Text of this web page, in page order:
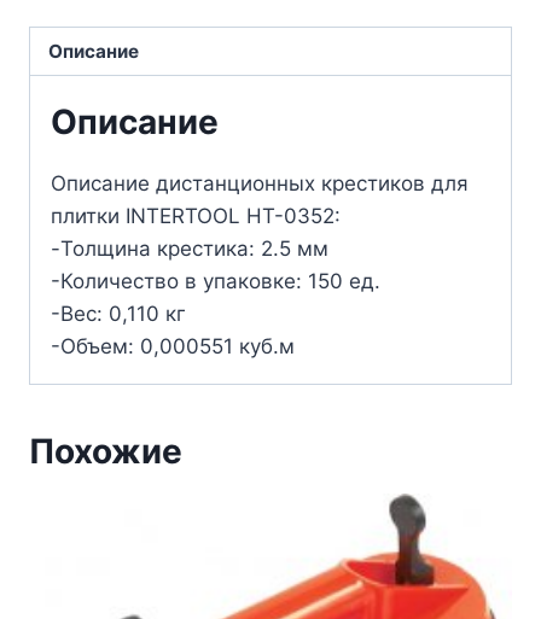
Описание
Описание
Описание дистанционных крестиков для
плитки INTERTOOL HT-0352:
-Толщина крестика: 2.5 мм
-Количество в упаковке: 150 ед.
-Вес: 0,110 кг
-Объем: 0,000551 куб.м
Похожие